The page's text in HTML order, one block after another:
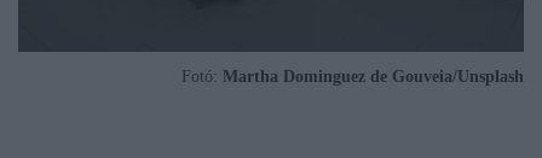
Fotó: Martha Dominguez de Gouveia/Unsplash